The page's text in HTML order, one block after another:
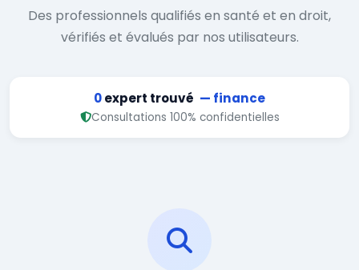
Des professionnels qualifiés en santé et en droit,
vérifiés et évalués par nos utilisateurs.
0expert trouvé — finance
Consultations 100% confidentielles